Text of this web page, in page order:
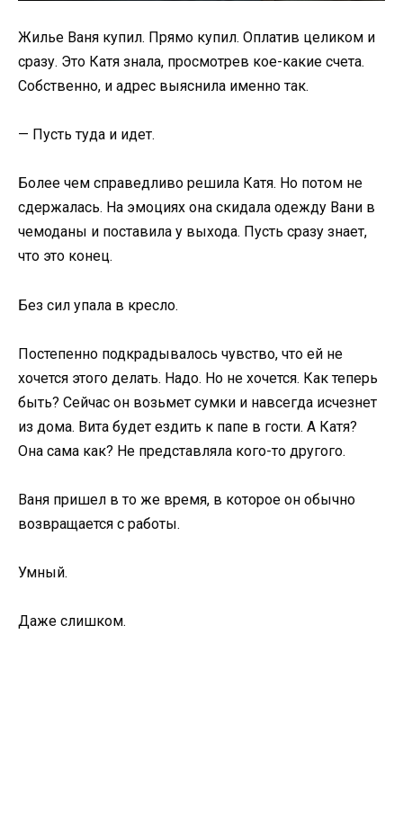
Жилье Ваня купил. Прямо купил. Оплатив целиком и
сразу. Это Катя знала, просмотрев кое-какие счета.
Собственно, и адрес выяснила именно так.
— Пусть туда и идет.
Более чем справедливо решила Катя. Но потом не
сдержалась. На эмоциях она скидала одежду Вани в
чемоданы и поставила у выхода. Пусть сразу знает,
что это конец.
Без сил упала в кресло.
Постепенно подкрадывалось чувство, что ей не
хочется этого делать. Надо. Но не хочется. Как теперь
быть? Сейчас он возьмет сумки и навсегда исчезнет
из дома. Вита будет ездить к папе в гости. А Катя?
Она сама как? Не представляла кого-то другого.
Ваня пришел в то же время, в которое он обычно
возвращается с работы.
Умный.
Даже слишком.